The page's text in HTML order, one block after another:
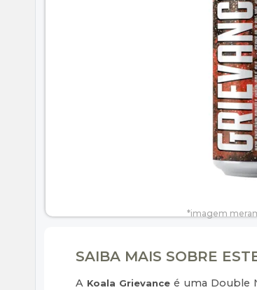
SAIBA MAIS SOBRE
A Koala Grievance é uma Double